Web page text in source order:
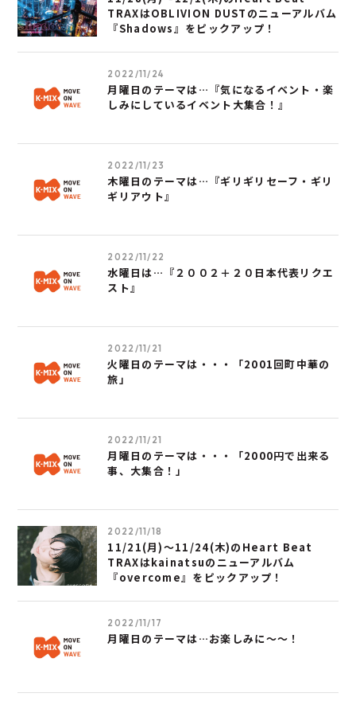
TRAXはOBLIVION DUSTのニューアルバム
『Shadows』をピックアップ！
2022/11/24
月曜日のテーマは…『気になるイベント・楽
しみにしているイベント大集合！』
2022/11/23
木曜日のテーマは…『ギリギリセーフ・ギリ
ギリアウト』
2022/11/22
水曜日は…『２００２＋２０日本代表リクエ
スト』
2022/11/21
火曜日のテーマは・・・「2001回町中華の
旅」
2022/11/21
月曜日のテーマは・・・「2000円で出来る
事、大集合！」
2022/11/18
11/21(月)～11/24(木)のHeart Beat
TRAXはkainatsuのニューアルバム
『overcome』をピックアップ！
2022/11/17
月曜日のテーマは…お楽しみに～～！